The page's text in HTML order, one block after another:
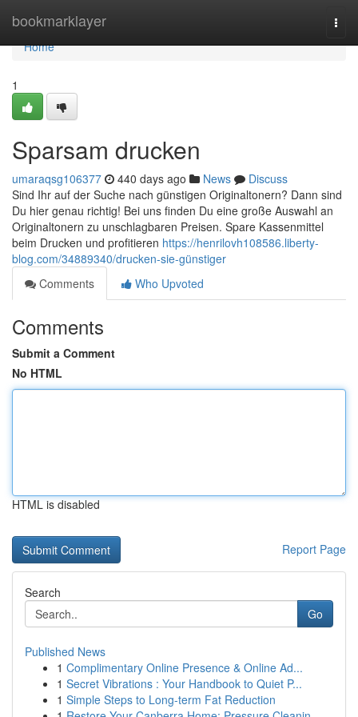
bookmarklayer
Home
Home
1
Sparsam drucken
umaraqsg106377 440 days ago News
Discuss
Sind Ihr auf der Suche nach günstigen Originaltonern? Dann sind
Du hier genau richtig! Bei uns finden Du eine große Auswahl an
Originaltonern zu unschlagbaren Preisen. Spare Kassenmittel
beim Drucken und profitieren https://henrilovh108586.liberty-
blog.com/34889340/drucken-sie-günstiger
Comments
Who Upvoted
Comments
Submit a Comment
No HTML
HTML is disabled
Report Page
Search
Go
Published News
1 Complimentary Online Presence & Online Ad...
1 Secret Vibrations : Your Handbook to Quiet P...
1 Simple Steps to Long-term Fat Reduction